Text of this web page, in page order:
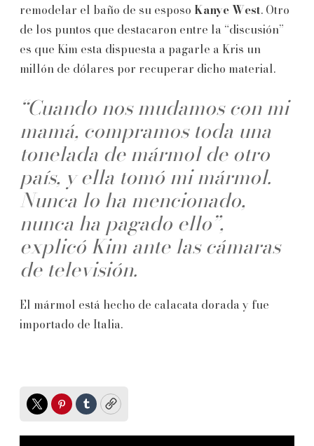
remodelar el baño de su esposo Kanye West. Otro
de los puntos que destacaron entre la “discusión”
es que Kim esta dispuesta a pagarle a Kris un
millón de dólares por recuperar dicho material.
“Cuando nos mudamos con mi
mamá, compramos toda una
tonelada de mármol de otro
país, y ella tomó mi mármol.
Nunca lo ha mencionado,
nunca ha pagado ello”,
explicó Kim ante las cámaras
de televisión.
El mármol está hecho de calacata dorada y fue
importado de Italia.
TwitterPinterest
TumblrCopy